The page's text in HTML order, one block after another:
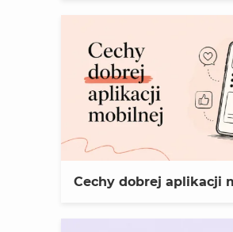
Cechy dobrej aplikacji